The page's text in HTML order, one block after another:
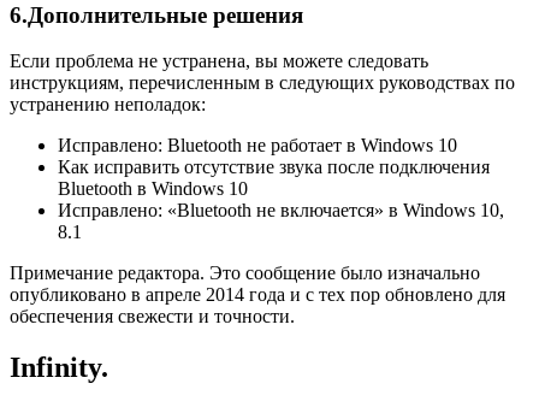
6.Дополнительные решения
Если проблема не устранена, вы можете следовать
инструкциям, перечисленным в следующих руководствах по
устранению неполадок:
Исправлено: Bluetooth не работает в Windows 10
Как исправить отсутствие звука после подключения
Bluetooth в Windows 10
Исправлено: «Bluetooth не включается» в Windows 10,
8.1
Примечание редактора. Это сообщение было изначально
опубликовано в апреле 2014 года и с тех пор обновлено для
обеспечения свежести и точности.
Infinity.